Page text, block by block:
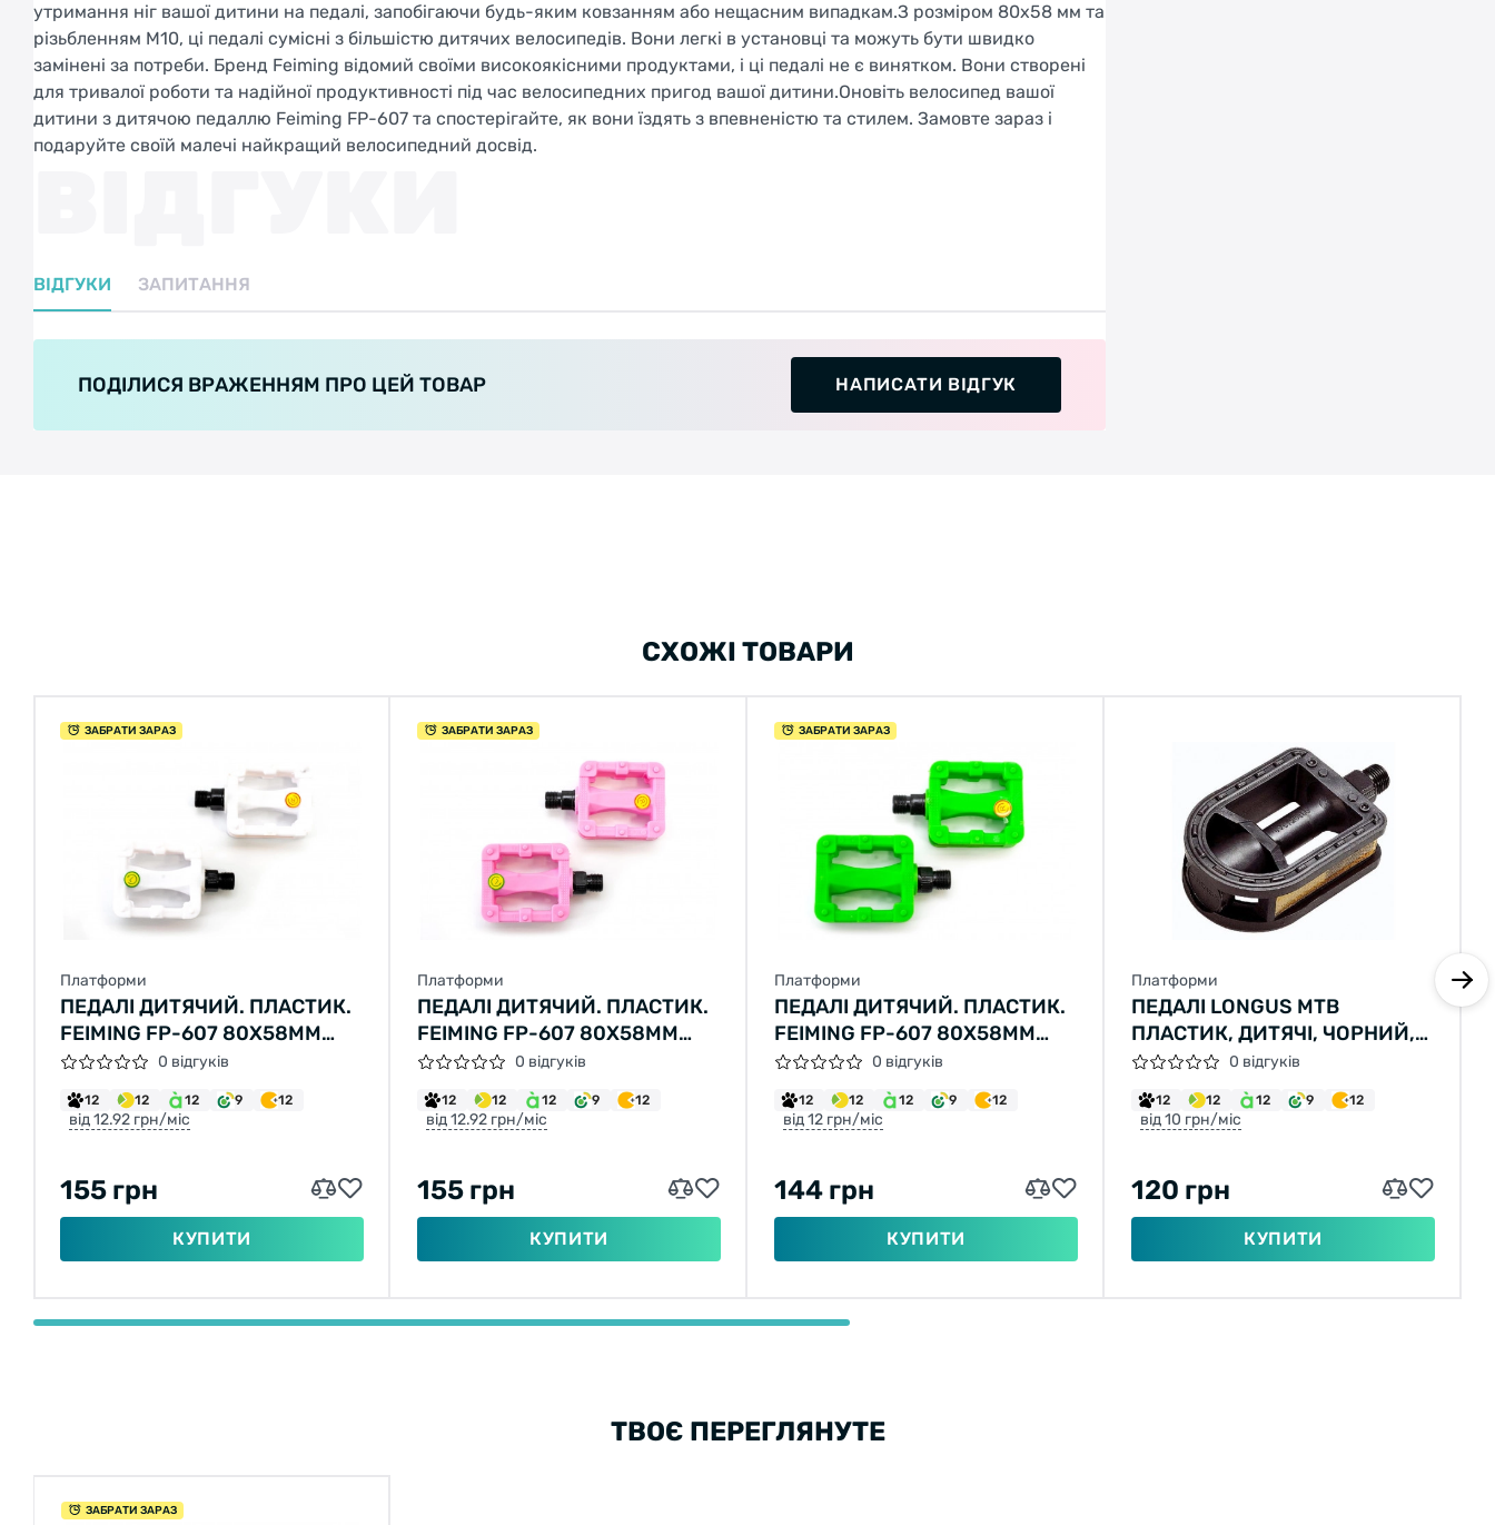
утримання ніг вашої дитини на педалі, запобігаючи будь-яким ковзанням або нещасним випадкам.З розміром 80x58 мм та
різьбленням М10, ці педалі сумісні з більшістю дитячих велосипедів. Вони легкі в установці та можуть бути швидко
замінені за потреби. Бренд Feiming відомий своїми високоякісними продуктами, і ці педалі не є винятком. Вони створені
для тривалої роботи та надійної продуктивності під час велосипедних пригод вашої дитини.Оновіть велосипед вашої
дитини з дитячою педаллю Feiming FP-607 та спостерігайте, як вони їздять з впевненістю та стилем. Замовте зараз і
подаруйте своїй малечі найкращий велосипедний досвід.
ВІДГУКИ ЗАПИТАННЯ
ПОДІЛИСЯ ВРАЖЕННЯМ ПРО ЦЕЙ ТОВАР НАПИСАТИ ВІДГУК
СХОЖІ ТОВАРИ
ЗАБРАТИ ЗАРАЗ
Платформи
ПЕДАЛІ ДИТЯЧИЙ. ПЛАСТИК.
FEIMING FP-607 80Х58ММ
РІЗЬБЛЕННЯ М10 (БІЛИЙ)
0 відгуків
12 12 12 9 12
від 12.92 грн/міс
155 грн
КУПИТИ
ЗАБРАТИ ЗАРАЗ
Платформи
ПЕДАЛІ ДИТЯЧИЙ. ПЛАСТИК.
FEIMING FP-607 80Х58ММ
РІЗЬБЛЕННЯ М10 (РОЖЕВИЙ)
0 відгуків
12 12 12 9 12
від 12.92 грн/міс
155 грн
КУПИТИ
ЗАБРАТИ ЗАРАЗ
Платформи
ПЕДАЛІ ДИТЯЧИЙ. ПЛАСТИК.
FEIMING FP-607 80Х58ММ
РІЗЬБЛЕННЯ М10
(САЛАТОВИЙ)
0 відгуків
12 12 12 9 12
від 12 грн/міс
144 грн
КУПИТИ
Платформи
ПЕДАЛІ LONGUS MTB
ПЛАСТИК, ДИТЯЧІ, ЧОРНИЙ,
СВІТЛОВІДБИВАЧІ
0 відгуків
12 12 12 9 12
від 10 грн/міс
120 грн
КУПИТИ
ТВОЄ ПЕРЕГЛЯНУТЕ
ЗАБРАТИ ЗАРАЗ